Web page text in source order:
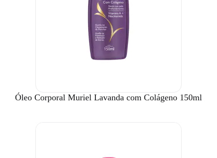
Óleo Corporal Muriel Lavanda com Colágeno 150ml